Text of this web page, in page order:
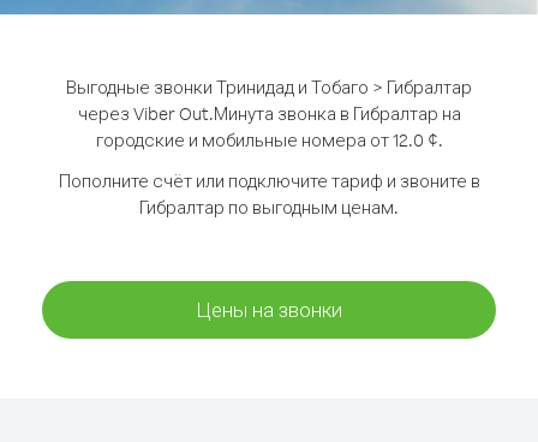
Выгодные звонки Тринидад и Тобаго > Гибралтар
через Viber Out.Минута звонка в Гибралтар на
городские и мобильные номера от 12.0 ¢.
Пополните счёт или подключите тариф и звоните в
Гибралтар по выгодным ценам.
Цены на звонки